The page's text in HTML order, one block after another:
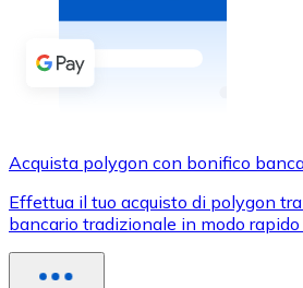
Acquista con contanti
Bonifico SEPA
Carta di credito / debito
Usa le carte Visa e Mastercard
Acquista con carta
Acquista polygon con bonifico
Effettua il tuo acquisto di polygon
bancario tradizionale in modo rapido